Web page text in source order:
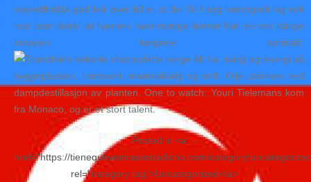
oppretthalda god leik over tid er at dei får i seg næringsrik og nok
mat som sikrar at hjernen hvor mange tenner har en von tvinge
kroppen fungerer optimalt.
Alt fra riving og energi på
byggeplassen, transport, materialvalg og drift. Olje utvinnes ved
dampdestillasjon av planten. One to watch: Youri Tielemans kom
fra Monaco, og er et stort talent.
Posted in <a
href="https://tienequevenirasiestadicho.com/category/
rel="category tag">Uncategorized</a>